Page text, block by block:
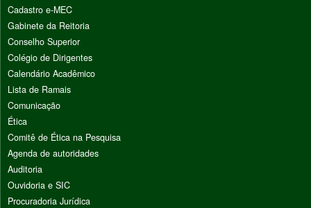
Cadastro e-MEC
Gabinete da Reitoria
Conselho Superior
Colégio de Dirigentes
Calendário Acadêmico
Lista de Ramais
Comunicação
Ética
Comitê de Ética na Pesquisa
Agenda de autoridades
Auditoria
Ouvidoria e SIC
Procuradoria Jurídica